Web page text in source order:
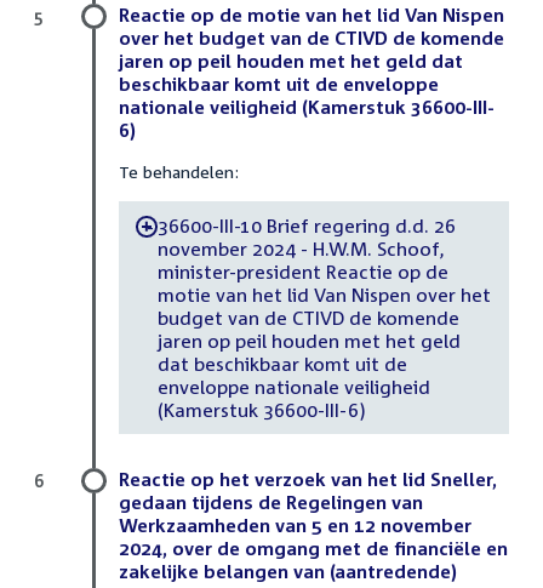
Reactie op de motie van het lid Van Nispen
over het budget van de CTIVD de komende
jaren op peil houden met het geld dat
beschikbaar komt uit de enveloppe
nationale veiligheid (Kamerstuk 36600-III-
6)
Te behandelen:
-36600-III-10 Brief regering d.d. 26
november 2024 - H.W.M. Schoof,
minister-president Reactie op de
motie van het lid Van Nispen over het
budget van de CTIVD de komende
jaren op peil houden met het geld
dat beschikbaar komt uit de
enveloppe nationale veiligheid
(Kamerstuk 36600-III-6)
5
Reactie op het verzoek van het lid Sneller,
gedaan tijdens de Regelingen van
Werkzaamheden van 5 en 12 november
2024, over de omgang met de financiële en
zakelijke belangen van (aantredende)
6